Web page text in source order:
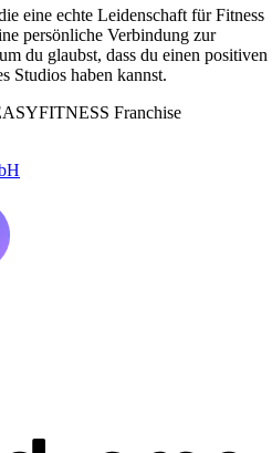
eine echte Leidenschaft für Fitness
persönliche Verbindung zur
du glaubst, dass du einen positiven
Studios haben kannst.
Franchise